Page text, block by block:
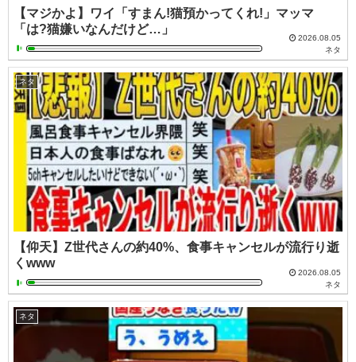
【マジかよ】ワイ「すまん!猫預かってくれ!」マッマ
「は?猫嫌いなんだけど…」
2026.08.05
ネタ
ネタ
【仰天】Z世代さんの約40%、食事キャンセルが流行り逝
くwww
2026.08.05
ネタ
ネタ